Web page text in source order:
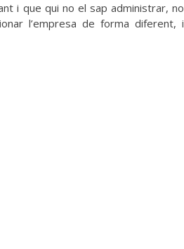
i que qui no el sap administrar, no
l’empresa de forma diferent, i